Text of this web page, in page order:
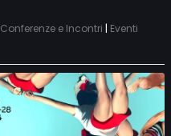
Conferenze e Incontri | Eventi